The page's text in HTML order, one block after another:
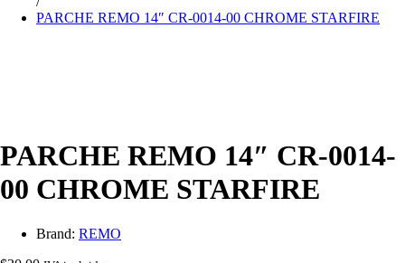
PARCHE REMO 14″ CR-0014-00 CHROME STARFIRE
PARCHE REMO 14″ CR-0014-
00 CHROME STARFIRE
Brand: REMO